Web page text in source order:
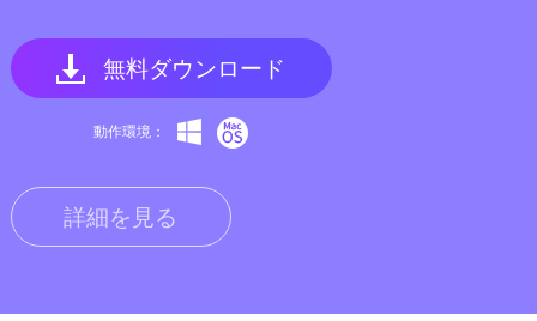
無料ダウンロード
動作環境：
詳細を見る